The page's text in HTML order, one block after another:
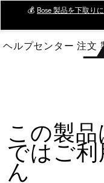
Main
💰 Bose 製品を下取り
ヘルプセンター 注文
この製
ではご
ん